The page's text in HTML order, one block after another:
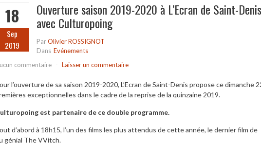
18
Sep
2019
Ouverture saison 2019-2020 à L’Ecran de Saint-
avec Culturopoing
ParOlivier ROSSIGNOT
Dans Evénements
commentaire - Laisser un commentaire
l’ouverture de sa saison 2019-2020, L’Ecran de Saint-Denis propose ce dimanche
exceptionnelles dans le cadre de la reprise de la quinzaine 2019.
est partenaire de ce double programme.
d’abord à 18h15, l’un des films les plus attendus de cette année, le dernier film
génial The VVitch.